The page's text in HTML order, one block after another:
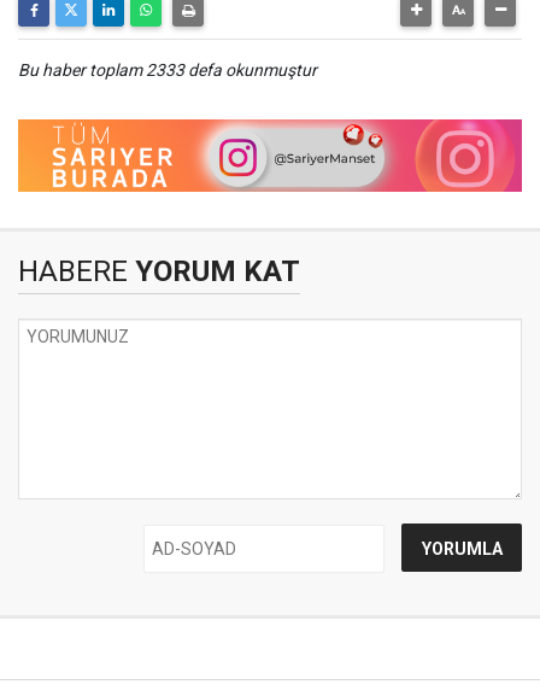
Bu haber toplam 2333 defa okunmuştur
HABERE YORUM KAT